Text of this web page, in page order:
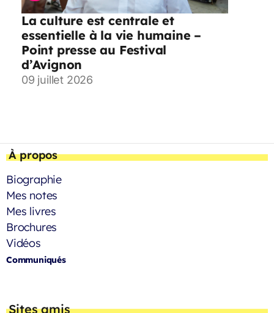
La culture est centrale et
essentielle à la vie humaine –
Point presse au Festival
d’Avignon
09 juillet 2026
À propos
Biographie
Mes notes
Mes livres
Brochures
Vidéos
Communiqués
Sites amis